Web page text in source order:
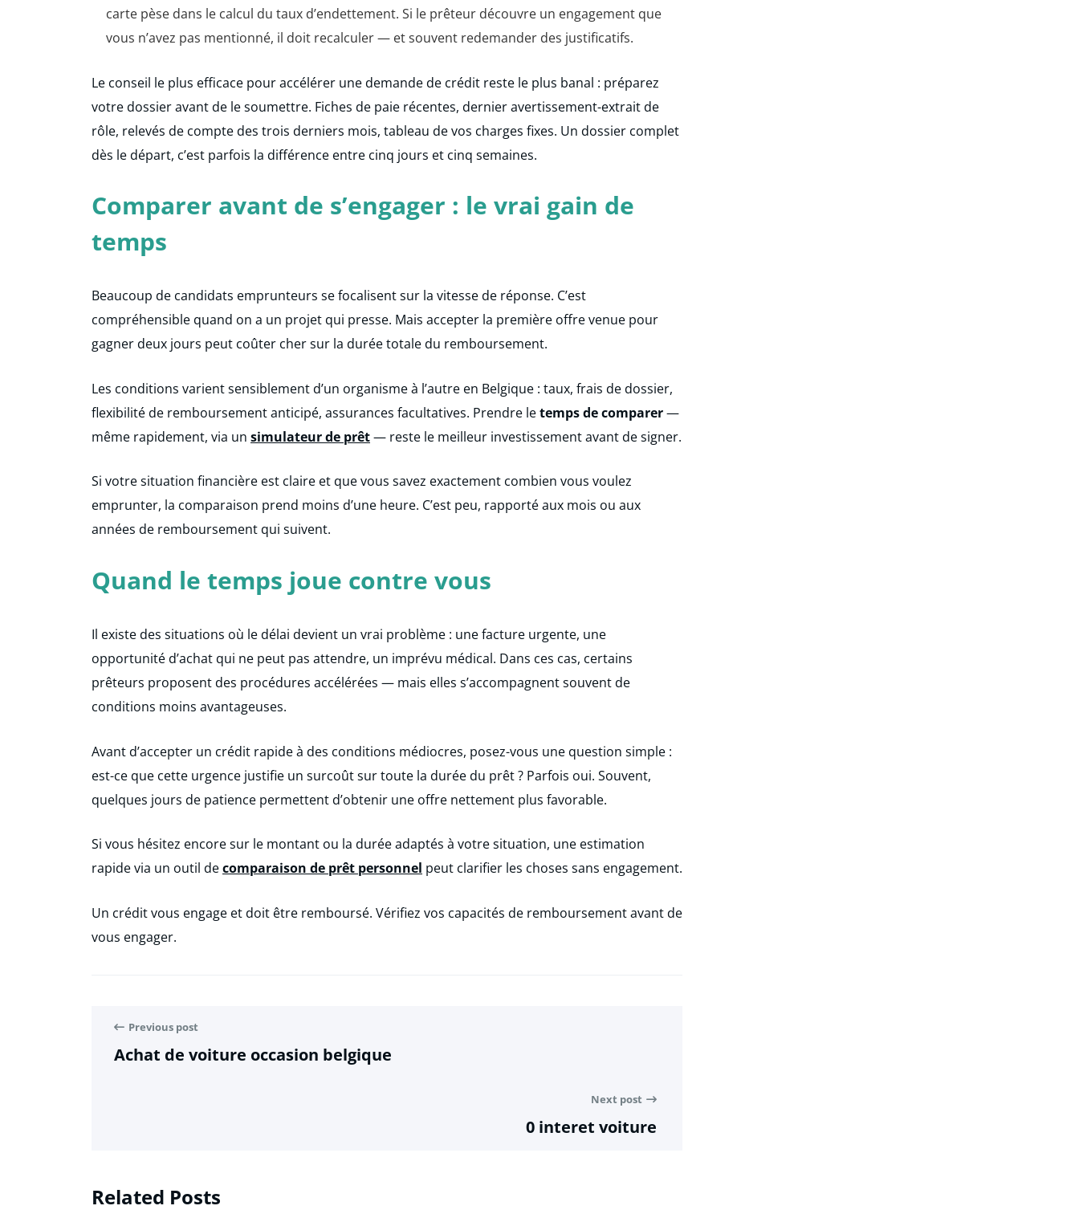
carte pèse dans le calcul du taux d’endettement. Si le prêteur découvre un engagement que
vous n’avez pas mentionné, il doit recalculer — et souvent redemander des justificatifs.
Le conseil le plus efficace pour accélérer une demande de crédit reste le plus banal : préparez
votre dossier avant de le soumettre. Fiches de paie récentes, dernier avertissement-extrait de
rôle, relevés de compte des trois derniers mois, tableau de vos charges fixes. Un dossier complet
dès le départ, c’est parfois la différence entre cinq jours et cinq semaines.
Comparer avant de s’engager : le vrai gain de
temps
Beaucoup de candidats emprunteurs se focalisent sur la vitesse de réponse. C’est
compréhensible quand on a un projet qui presse. Mais accepter la première offre venue pour
gagner deux jours peut coûter cher sur la durée totale du remboursement.
Les conditions varient sensiblement d’un organisme à l’autre en Belgique : taux, frais de dossier,
flexibilité de remboursement anticipé, assurances facultatives. Prendre letemps de comparer—
même rapidement, via un simulateur de prêt— reste le meilleur investissement avant de signer.
Si votre situation financière est claire et que vous savez exactement combien vous voulez
emprunter, la comparaison prend moins d’une heure. C’est peu, rapporté aux mois ou aux
années de remboursement qui suivent.
Quand le temps joue contre vous
Il existe des situations où le délai devient un vrai problème : une facture urgente, une
opportunité d’achat qui ne peut pas attendre, un imprévu médical. Dans ces cas, certains
prêteurs proposent des procédures accélérées — mais elles s’accompagnent souvent de
conditions moins avantageuses.
Avant d’accepter un crédit rapide à des conditions médiocres, posez-vous une question simple :
est-ce que cette urgence justifie un surcoût sur toute la durée du prêt ? Parfois oui. Souvent,
quelques jours de patience permettent d’obtenir une offre nettement plus favorable.
Si vous hésitez encore sur le montant ou la durée adaptés à votre situation, une estimation
rapide via un outil decomparaison de prêt personnel peut clarifier les choses sans engagement.
Un crédit vous engage et doit être remboursé. Vérifiez vos capacités de remboursement avant de
vous engager.
Previous post
Achat de voiture occasion belgique
Next post
0 interet voiture
Related Posts